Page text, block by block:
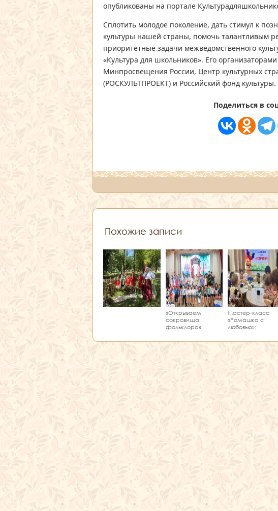
опубликованы на портале
Сплотить молодое поколение, дать стимул к
культуры нашей страны, помочь талантливым
приоритетные задачи межведомственного
«Культура для школьников». Его
Минпросвещения России, Центр культурных
(РОСКУЛЬТПРОЕКТ) и Российский фонд культуры.
Поделиться в
Похожие записи
«Открываем
сокровища
фольклора»
Мастер‑класс
«Ромашка с
любовью»:
краеведение в
одном занятии!